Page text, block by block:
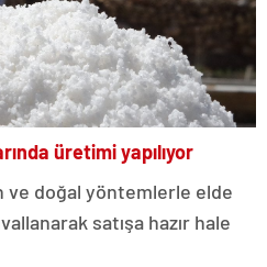
üretimi yapılıyor
ve doğal yöntemlerle elde
satışa hazır hale